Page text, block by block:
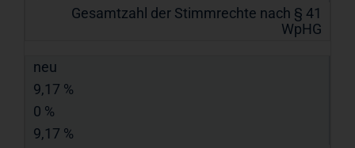
Gesamtzahl der Stimmrechte nach § 41
WpHG
neu
9,17 %
0 %
9,17 %